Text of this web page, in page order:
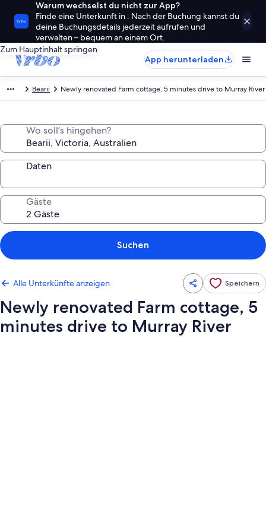
Warum wechselst du nicht zur App?
Finde eine Unterkunft in . Nach der Buchung kannst du
deine Buchungsdetails jederzeit aufrufen und
verwalten – bequem an einem Ort.
Zum Hauptinhalt springen
App herunterladen
Bearii Newly renovated Farm cottage, 5 minutes drive to Murray River
Wo soll’s hingehen?
Daten
Gäste
Suchen
Alle Unterkünfte anzeigen Speichern
Newly renovated Farm cottage, 5
minutes drive to Murray River